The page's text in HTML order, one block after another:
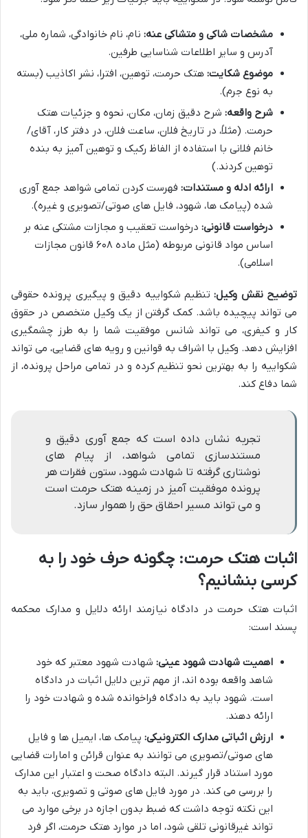
مشخصات شاکی و متشاکی عنه: نام، نام خانوادگی، شماره ملی،
آدرس و سایر اطلاعات شناسایی طرفین.
موضوع شکایت: هتک حرمت، توهین، افترا، نشر اکاذیب (بسته
به نوع جرم).
شرح واقعه: شرح دقیق زمان، مکان، نحوه و جزئیات هتک
حرمت. (مثلاً، در تاریخ فلان، ساعت فلان، در دفتر کار، آقای/
خانم فلانی با استفاده از الفاظ رکیک و توهین آمیز به بنده
توهین کردند.)
ارائه ادله و مستندات: فهرست کردن تمامی شواهد جمع آوری
شده (پیامک ها، شهود، فایل های صوتی/تصویری و غیره).
درخواست قانونی: درخواست تعقیب و مجازات مشتکی عنه بر
اساس مواد قانونی مربوطه (مثل ماده ۶۰۸ قانون مجازات
اسلامی).
توضیح نقش وکیل:تنظیم شکواییه دقیق و پیگیری پرونده حقوقی
می تواند پیچیده باشد. کمک گرفتن از یک وکیل متخصص در حقوق
کار و کیفری، می تواند شانس موفقیت شما را به طرز چشمگیری
افزایش دهد. وکیل با اشراف به قوانین و رویه های قضایی، می تواند
شکواییه را به بهترین نحو تنظیم کرده و در تمامی مراحل پرونده، از
شما دفاع کند.
تجربه نشان داده است که جمع آوری دقیق و
مستندسازی تمامی شواهد، از پیام های
نوشتاری گرفته تا شهادت شهود، ستون فقرات هر
پرونده موفقیت آمیز در زمینه هتک حرمت است
و می تواند مسیر احقاق حق را هموار سازد.
اثبات هتک حرمت: چگونه حرف خود را به
کرسی بنشانیم؟
اثبات هتک حرمت در دادگاه نیازمند ارائه دلایل و مدارک محکمه
پسند است:
اهمیت شهادت شهود عینی: شهادت شهود معتبر که خود
شاهد واقعه بوده اند، از مهم ترین دلایل اثبات در دادگاه
است. شهود باید به دادگاه فراخوانده شده و شهادت خود را
ارائه دهند.
ارزش اثباتی مدارک الکترونیکی: پیامک ها، ایمیل ها و فایل
های صوتی/تصویری می توانند به عنوان قرائن و امارات قضایی
مورد استناد قرار گیرند. البته دادگاه صحت و اعتبار این مدارک
را بررسی می کند. در مورد فایل های صوتی و تصویری، باید به
این نکته توجه داشت که ضبط بدون اجازه در برخی موارد می
تواند غیرقانونی تلقی شود، اما در موارد هتک حرمت، اگر فرد